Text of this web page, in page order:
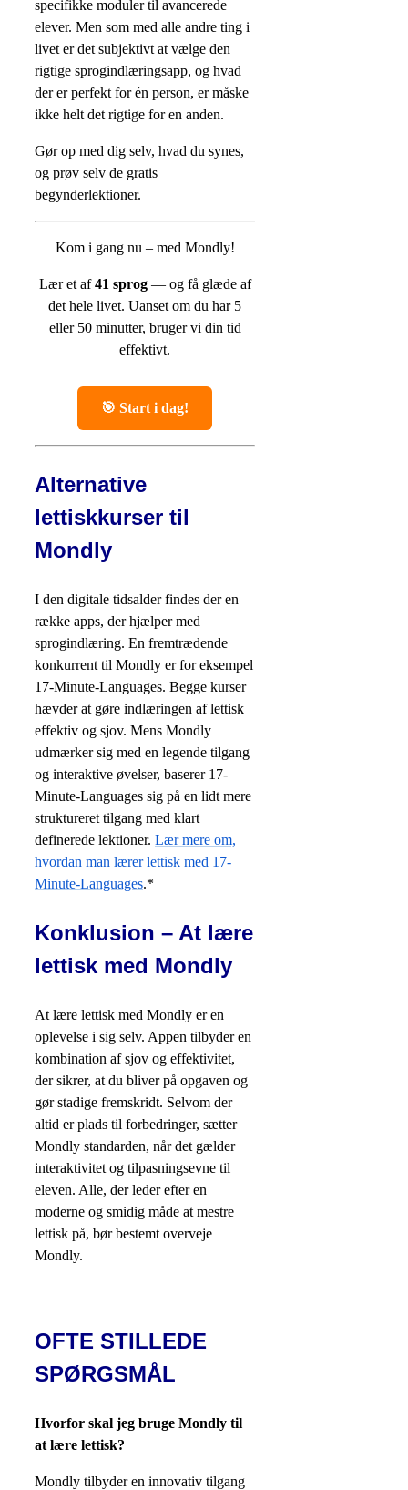
specifikke moduler til avancerede
elever. Men som med alle andre ting i
livet er det subjektivt at vælge den
rigtige sprogindlæringsapp, og hvad
der er perfekt for én person, er måske
ikke helt det rigtige for en anden.
Gør op med dig selv, hvad du synes,
og prøv selv de gratis
begynderlektioner.
Kom i gang nu – med Mondly!
Lær et af41 sprog — og få glæde af
det hele livet. Uanset om du har 5
eller 50 minutter, bruger vi din tid
effektivt.
🎯 Start i dag!
Alternative
lettiskkurser til
Mondly
I den digitale tidsalder findes der en
række apps, der hjælper med
sprogindlæring. En fremtrædende
konkurrent til Mondly er for eksempel
17-Minute-Languages. Begge kurser
hævder at gøre indlæringen af lettisk
effektiv og sjov. Mens Mondly
udmærker sig med en legende tilgang
og interaktive øvelser, baserer 17-
Minute-Languages sig på en lidt mere
struktureret tilgang med klart
definerede lektioner. Lær mere om,
hvordan man lærer lettisk med 17-
Minute-Languages.*
Konklusion – At lære
lettisk med Mondly
At lære lettisk med Mondly er en
oplevelse i sig selv. Appen tilbyder en
kombination af sjov og effektivitet,
der sikrer, at du bliver på opgaven og
gør stadige fremskridt. Selvom der
altid er plads til forbedringer, sætter
Mondly standarden, når det gælder
interaktivitet og tilpasningsevne til
eleven. Alle, der leder efter en
moderne og smidig måde at mestre
lettisk på, bør bestemt overveje
Mondly.
OFTE STILLEDE
SPØRGSMÅL
Hvorfor skal jeg bruge Mondly til
at lære lettisk?
Mondly tilbyder en innovativ tilgang